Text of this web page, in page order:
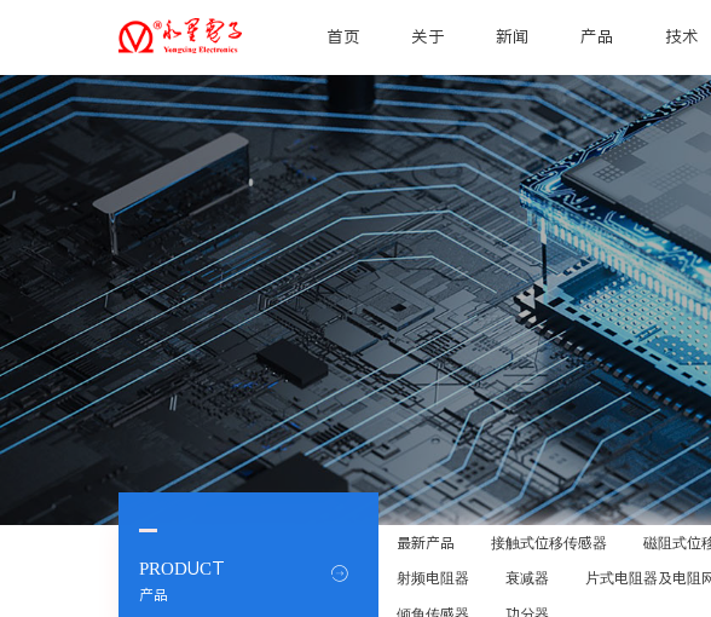
首页 关于 新闻 产品 技术
PRODUCT
产品

最新产品 接触式位移传感器 磁阻式位
射频电阻器
衰减器 片式电阻器及电阻